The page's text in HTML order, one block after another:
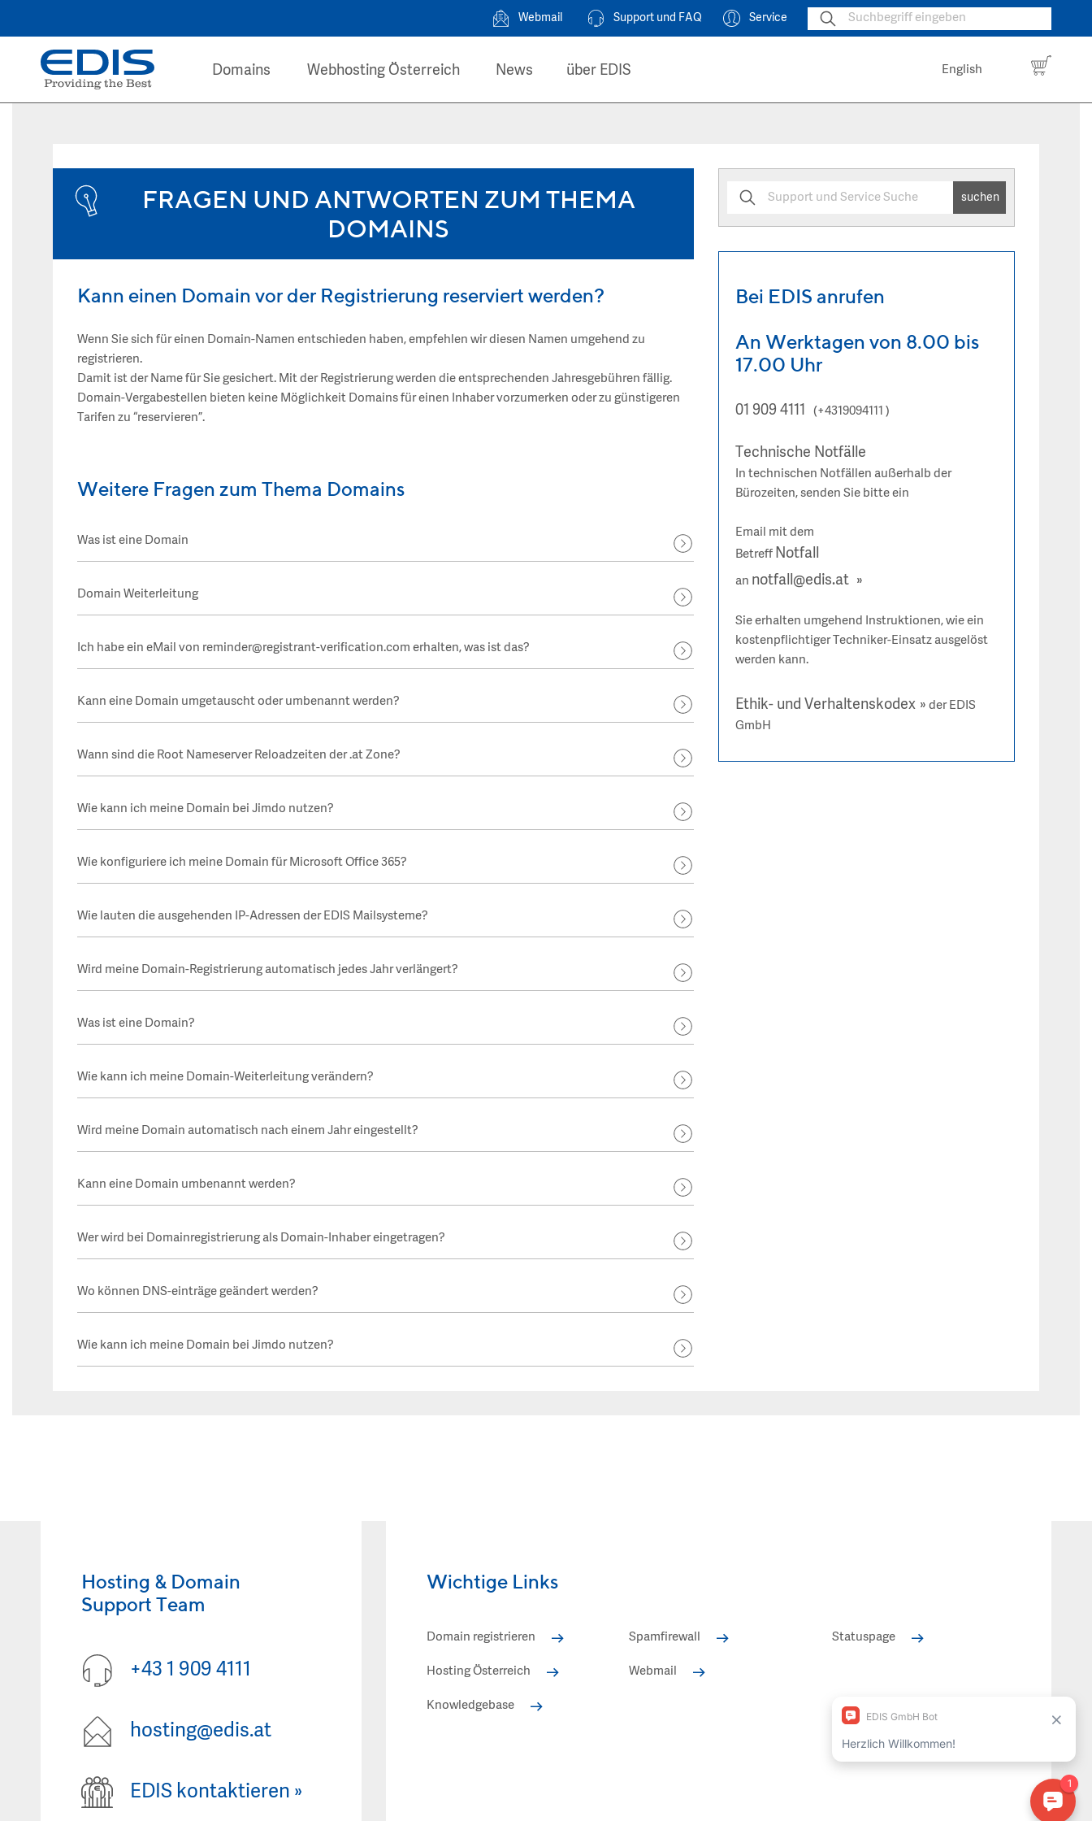
Webmail Support und FAQ Service
Domains Webhosting Österreich News über EDIS English
FRAGEN UND ANTWORTEN ZUM THEMA
DOMAINS
Kann einen Domain vor der Registrierung reserviert werden?
Wenn Sie sich für einen Domain-Namen entschieden haben, empfehlen wir diesen Namen umgehend zu
registrieren.
Damit ist der Name für Sie gesichert. Mit der Registrierung werden die entsprechenden Jahresgebühren fällig.
Domain-Vergabestellen bieten keine Möglichkeit Domains für einen Inhaber vorzumerken oder zu günstigeren
Tarifen zu “reservieren”.
Weitere Fragen zum Thema Domains
Was ist eine Domain
Domain Weiterleitung
Ich habe ein eMail von reminder@registrant-verification.com erhalten, was ist das?
Kann eine Domain umgetauscht oder umbenannt werden?
Wann sind die Root Nameserver Reloadzeiten der .at Zone?
Wie kann ich meine Domain bei Jimdo nutzen?
Wie konfiguriere ich meine Domain für Microsoft Office 365?
Wie lauten die ausgehenden IP-Adressen der EDIS Mailsysteme?
Wird meine Domain-Registrierung automatisch jedes Jahr verlängert?
Was ist eine Domain?
Wie kann ich meine Domain-Weiterleitung verändern?
Wird meine Domain automatisch nach einem Jahr eingestellt?
Kann eine Domain umbenannt werden?
Wer wird bei Domainregistrierung als Domain-Inhaber eingetragen?
Wo können DNS-einträge geändert werden?
Wie kann ich meine Domain bei Jimdo nutzen?
suchen
Bei EDIS anrufen
An Werktagen von 8.00 bis
17.00 Uhr
01 909 4111 (+4319094111 )
Technische Notfälle
In technischen Notfällen außerhalb der
Bürozeiten, senden Sie bitte ein
Email mit dem
Betreff Notfall
an notfall@edis.at
Sie erhalten umgehend Instruktionen, wie ein
kostenpflichtiger Techniker-Einsatz ausgelöst
werden kann.
Ethik- und Verhaltenskodex
der EDIS
GmbH
Hosting & Domain
Support Team
+43 1 909 4111
hosting@edis.at
EDIS kontaktieren »
Wichtige Links
Domain registrieren
Hosting Österreich
Knowledgebase
Spamfirewall
Webmail
Statuspage